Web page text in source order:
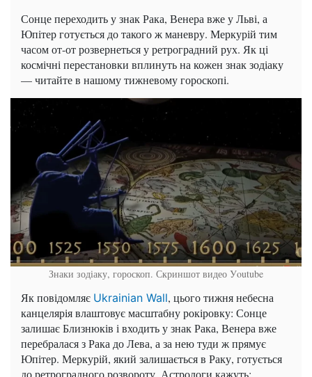
Сонце переходить у знак Рака, Венера вже у Льві, а
Юпітер готується до такого ж маневру. Меркурій тим
часом от-от розвернеться у ретроградний рух. Як ці
космічні перестановки вплинуть на кожен знак зодіаку
— читайте в нашому тижневому гороскопі.
Знаки зодіаку, гороскоп. Скриншот видео Уoutube
Як повідомляє Ukrainian Wall, цього тижня небесна
канцелярія влаштовує масштабну рокіровку: Сонце
залишає Близнюків і входить у знак Рака, Венера вже
перебралася з Рака до Лева, а за нею туди ж прямує
Юпітер. Меркурій, який залишається в Раку, готується
до ретроградного розвороту. Астрологи кажуть: